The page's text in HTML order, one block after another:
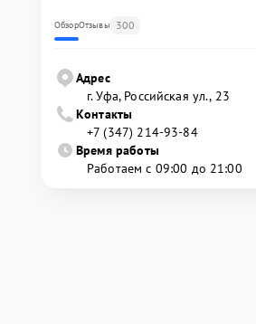
ОбзорОтзывы 300
Адрес
г. Уфа, Российская ул., 23
Контакты
+7 (347) 214-93-84
Время работы
Работаем с 09:00 до 21:00